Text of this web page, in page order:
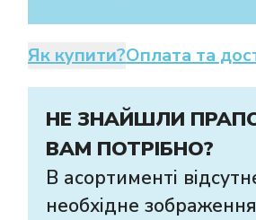
Як купити?Оплата та
НЕ ЗНАЙШЛИ
ВАМ ПОТРІБНО?
В асортименті
необхідне